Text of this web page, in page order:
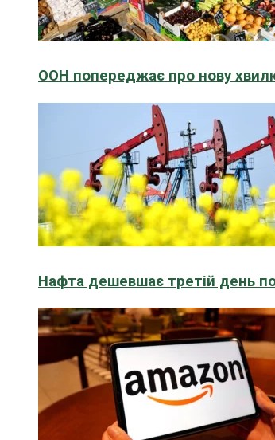
ООН попереджає про нову
Нафта дешевшає третій день